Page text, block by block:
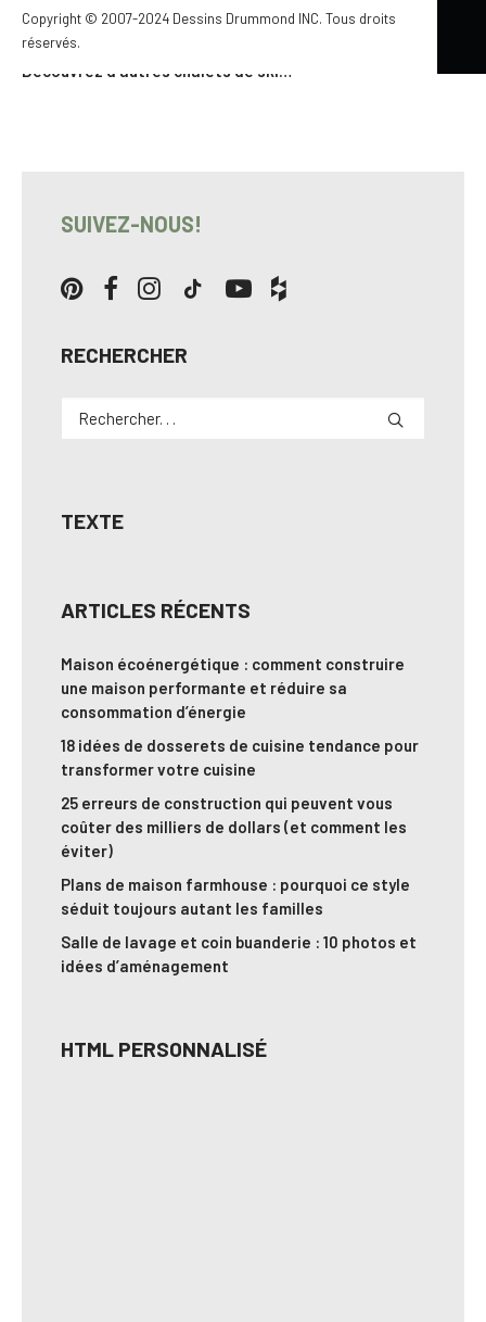
Copyright © 2007-2024 Dessins Drummond INC. Tous droits
réservés.
de vous offrir ce 2939B-V2.Pour en savoir davantage…
Découvrez d’autres chalets de ski…
SUIVEZ-NOUS!
RECHERCHER
TEXTE
ARTICLES RÉCENTS
Maison écoénergétique : comment construire
une maison performante et réduire sa
consommation d’énergie
18 idées de dosserets de cuisine tendance pour
transformer votre cuisine
25 erreurs de construction qui peuvent vous
coûter des milliers de dollars (et comment les
éviter)
Plans de maison farmhouse : pourquoi ce style
séduit toujours autant les familles
Salle de lavage et coin buanderie : 10 photos et
idées d’aménagement
HTML PERSONNALISÉ